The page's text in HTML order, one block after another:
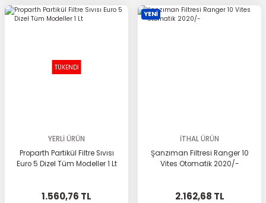
TÜKENDİ
YERLİ ÜRÜN
Proparth Partikül Filtre Sıvısı
Euro 5 Dizel Tüm Modeller 1 Lt
1.560,76 TL
YENİ
İTHAL ÜRÜN
Şanzıman Filtresi Ranger 10
Vites Otomatik 2020/-
2.162,68 TL